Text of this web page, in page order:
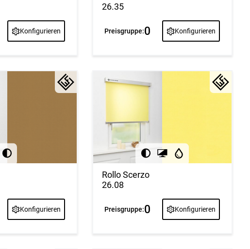
Konfigurieren
26.35
Konfigurieren
Preisgruppe:0
Konfigurieren
Rollo Scerzo
26.08
Konfigurieren
Preisgruppe:0